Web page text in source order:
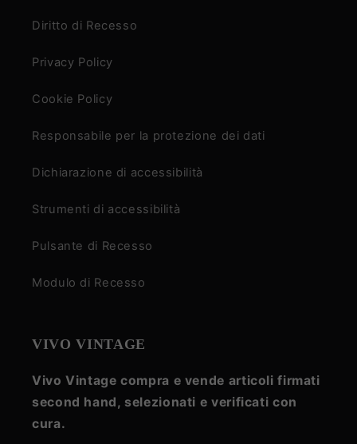
Diritto di Recesso
Privacy Policy
Cookie Policy
Responsabile per la protezione dei dati
Dichiarazione di accessibilità
Strumenti di accessibilità
Pulsante di Recesso
Modulo di Recesso
VIVO VINTAGE
Vivo Vintage compra e vende articoli firmati
second hand, selezionati e verificati con
cura.